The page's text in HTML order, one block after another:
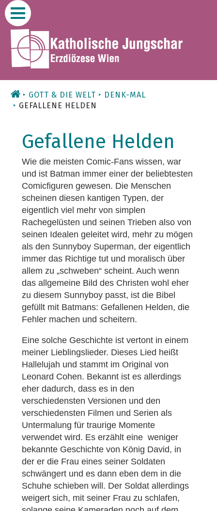
Zum
Inhalt
GOTT & DIE WELT
DENK-MAL
GEFALLENE HELDEN
Gefallene Helden
Wie die meisten Comic-Fans wissen, war
und ist Batman immer einer der beliebtesten
Comicfiguren gewesen. Die Menschen
scheinen diesen kantigen Typen, der
eigentlich viel mehr von simplen
Rachegelüsten und seinen Trieben also von
seinen Idealen geleitet wird, mehr zu mögen
als den Sunnyboy Superman, der eigentlich
immer das Richtige tut und moralisch über
allem zu „schweben“ scheint. Auch wenn
das allgemeine Bild des Christen wohl eher
zu diesem Sunnyboy passt, ist die Bibel
gefüllt mit Batmans: Gefallenen Helden, die
Fehler machen und scheitern.
Eine solche Geschichte ist vertont in einem
meiner Lieblingslieder. Dieses Lied heißt
Hallelujah und stammt im Original von
Leonard Cohen. Bekannt ist es allerdings
eher dadurch, dass es in den
verschiedensten Versionen und den
verschiedensten Filmen und Serien als
Untermalung für traurige Momente
verwendet wird. Es erzählt eine weniger
bekannte Geschichte von König David, in
der er die Frau eines seiner Soldaten
schwängert und es dann eben dem in die
Schuhe schieben will. Der Soldat allerdings
weigert sich, mit seiner Frau zu schlafen,